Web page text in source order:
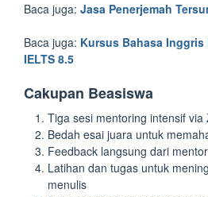
Baca juga: Jasa Penerjemah
Baca juga: Kursus Bahasa Inggris
IELTS 8.5
Cakupan Beasiswa
Tiga sesi mentoring intensif via
Bedah esai juara untuk
Feedback langsung dari
Latihan dan tugas untuk
menulis